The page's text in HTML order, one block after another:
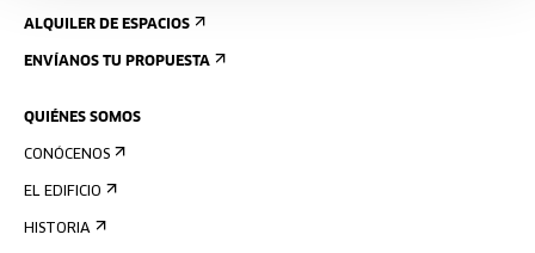
ALQUILER DE ESPACIOS
ENVÍANOS TU PROPUESTA
QUIÉNES SOMOS
CONÓCENOS
EL EDIFICIO
HISTORIA